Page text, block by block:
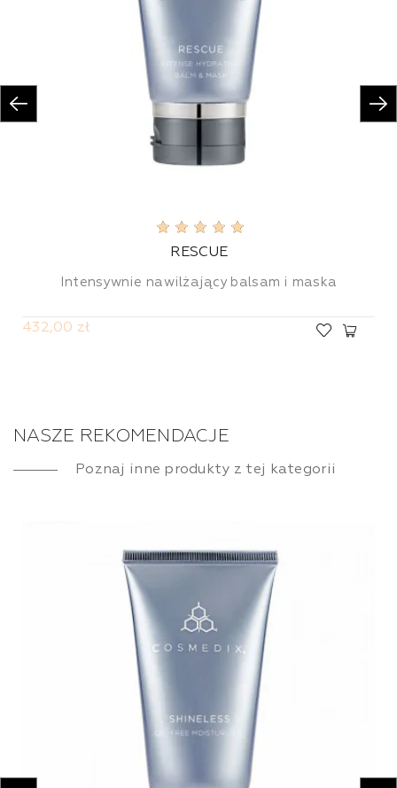
RESCUE
Intensywnie nawilżający balsam i maska
432,00 zł
NASZE REKOMENDACJE
Poznaj inne produkty z tej kategorii